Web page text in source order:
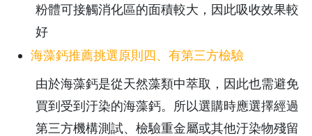
粉體可接觸消化區的面積較大，因此吸收效果較
好
海藻鈣推薦挑選原則四、有第三方檢驗
由於海藻鈣是從天然藻類中萃取，因此也需避免
買到受到汙染的海藻鈣。所以選購時應選擇經過
第三方機構測試、檢驗重金屬或其他汙染物殘留